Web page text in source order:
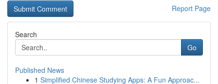
Report Page
Search
Go
Published News
1 Simplified Chinese Studying Apps: A Fun Approac...